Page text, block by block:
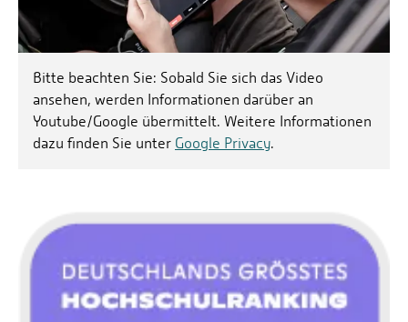
Bitte beachten Sie: Sobald Sie sich das Video
ansehen, werden Informationen darüber an
Youtube/Google übermittelt. Weitere Informationen
dazu finden Sie unter Google Privacy.